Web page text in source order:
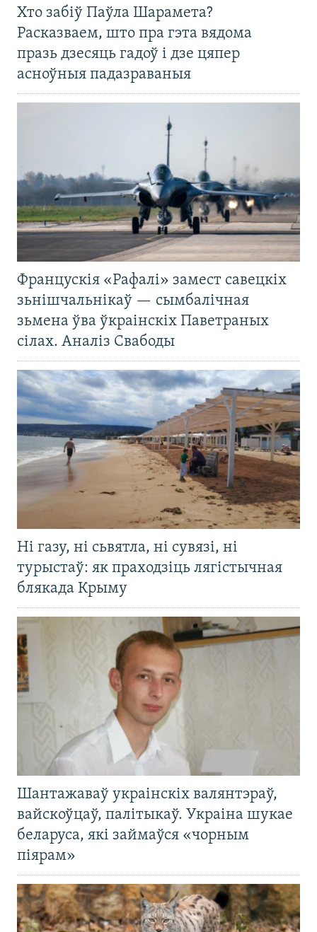
Хто забіў Паўла Шарамета?
Расказваем, што пра гэта вядома
празь дзесяць гадоў і дзе цяпер
асноўныя падазраваныя
Францускія «Рафалі» замест савецкіх
зьнішчальнікаў — сымбалічная
зьмена ўва ўкраінскіх Паветраных
сілах. Аналіз Свабоды
Ні газу, ні сьвятла, ні сувязі, ні
турыстаў: як праходзіць лягістычная
блякада Крыму
Шантажаваў украінскіх валянтэраў,
вайскоўцаў, палітыкаў. Украіна шукае
беларуса, які займаўся «чорным
піярам»